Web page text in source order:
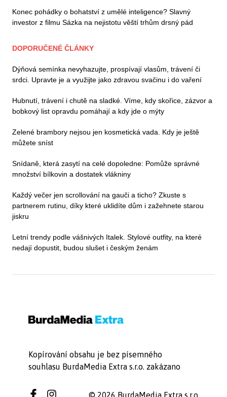
Konec pohádky o bohatství z umělé inteligence? Slavný
investor z filmu Sázka na nejistotu věští trhům drsný pád
DOPORUČENÉ ČLÁNKY
Dýňová semínka nevyhazujte, prospívají vlasům, trávení či
srdci. Upravte je a využijte jako zdravou svačinu i do vaření
Hubnutí, trávení i chutě na sladké. Víme, kdy skořice, zázvor a
bobkový list opravdu pomáhají a kdy jde o mýty
Zelené brambory nejsou jen kosmetická vada. Kdy je ještě
můžete sníst
Snídaně, která zasytí na celé dopoledne: Pomůže správné
množství bílkovin a dostatek vlákniny
Každý večer jen scrollování na gauči a ticho? Zkuste s
partnerem rutinu, díky které uklidíte dům i zažehnete starou
jiskru
Letní trendy podle vášnivých Italek. Stylové outfity, na které
nedají dopustit, budou slušet i českým ženám
Kopírování obsahu je bez písemného
souhlasu BurdaMedia Extra s.r.o. zakázano
© 2026 BurdaMedia Extra s.r.o.